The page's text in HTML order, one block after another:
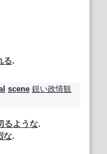
る.
scene 鋭い政情観
るような.
な.